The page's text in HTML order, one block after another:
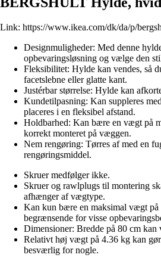
Link: https://www.ikea.com/dk/da/p/
Designmuligheder: Med denne
opbevaringsløsning og vælge den
Fleksibilitet: Hylde kan vendes, så
facetslebne eller glatte kant.
Justérbar størrelse: Hylde kan
Kundetilpasning: Kan suppleres
placeres i en fleksibel afstand.
Holdbarhed: Kan bære en vægt på
korrekt monteret på væggen.
Nem rengøring: Tørres af med en
rengøringsmiddel.
Skruer medfølger ikke.
Skruer og rawlplugs til montering
afhænger af vægtype.
Kan kun bære en maksimal vægt
begrænsende for visse
Dimensioner: Bredde på 80 cm
Relativt høj vægt på 4.36 kg kan
besværlig for nogle.